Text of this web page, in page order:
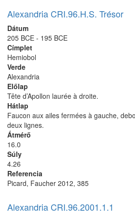
Alexandria CRI.96.H.S. Trésor
Dátum
205 BCE - 195 BCE
Címplet
Hemiobol
Verde
Alexandria
Előlap
Tête d’Apollon laurée à droite.
Hátlap
Faucon aux ailes fermées à gauche,
deux lignes.
Átmérő
16.0
Súly
4.26
Referencia
Picard, Faucher 2012, 385
Alexandria CRI.96.2001.1.1